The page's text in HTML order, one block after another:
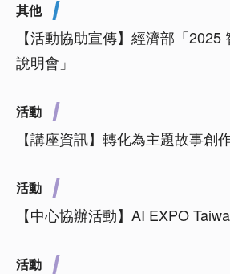
其他
【活動協助宣傳】經濟部「
說明會」
活動
【講座資訊】轉化為主題故事創
活動
【中心協辦活動】AI EXPO
活動